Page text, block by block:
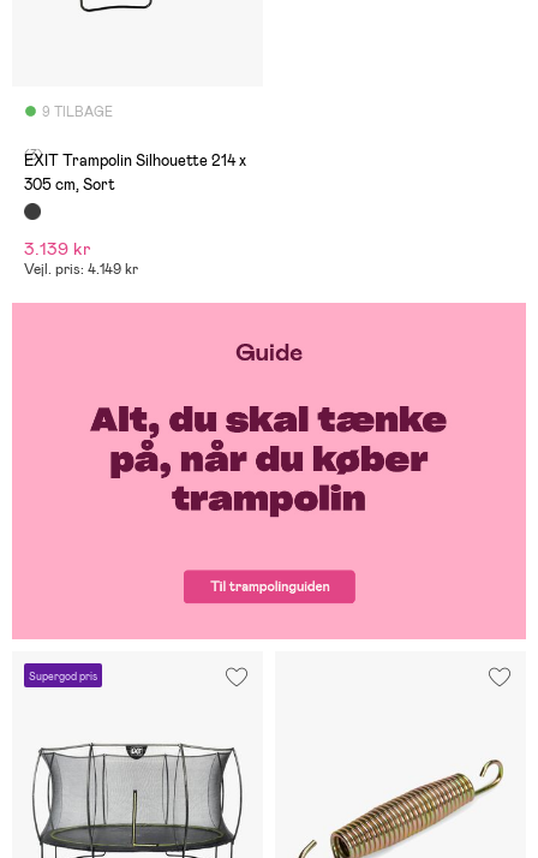
9 TILBAGE
(3)
EXIT Trampolin Silhouette 214 x
305 cm, Sort
3.139 kr
Vejl. pris: 4.149 kr
Supergod pris